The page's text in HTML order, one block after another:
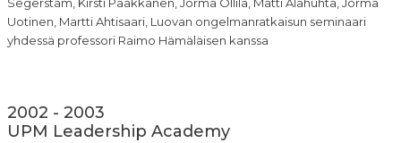
Uotinen, Martti Ahtisaari, Luovan ongelmanratkaisun seminaari
yhdessä professori Raimo Hämäläisen kanssa
2002 - 2003
UPM Leadership Academy